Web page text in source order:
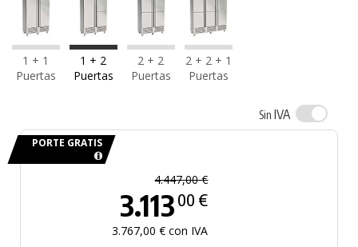
1 + 1
Puertas
1 + 2
Puertas
2 + 2
Puertas
2 + 2 + 1
Puertas
Sin IVA
PORTE GRATIS
4.447,00 €
3.113 00 €
3.767,00 € con IVA